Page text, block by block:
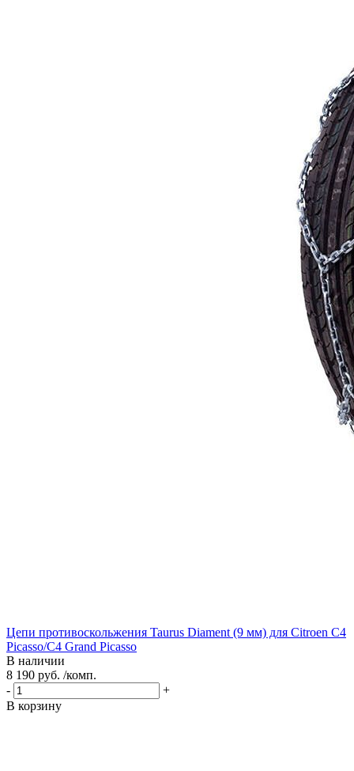
Цепи противоскольжения Taurus Diament (9 мм) для Citroen C4
Picasso/C4 Grand Picasso
В наличии
8 190 руб. /комп.
-
+
В корзину